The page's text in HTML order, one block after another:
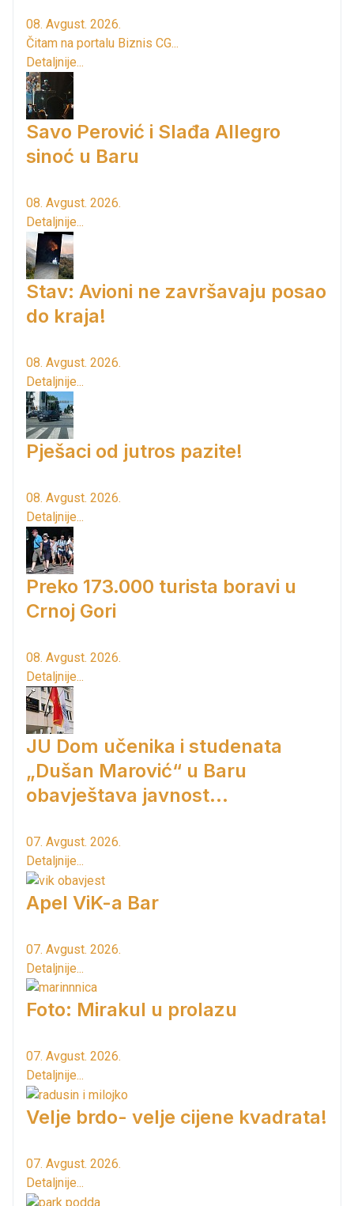
08. Avgust. 2026.
Čitam na portalu Biznis CG...
Detaljnije...
Savo Perović i Slađa Allegro
sinoć u Baru
08. Avgust. 2026.
Detaljnije...
Stav: Avioni ne završavaju posao
do kraja!
08. Avgust. 2026.
Detaljnije...
Pješaci od jutros pazite!
08. Avgust. 2026.
Detaljnije...
Preko 173.000 turista boravi u
Crnoj Gori
08. Avgust. 2026.
Detaljnije...
JU Dom učenika i studenata
„Dušan Marović“ u Baru
obavještava javnost...
07. Avgust. 2026.
Detaljnije...
Apel ViK-a Bar
07. Avgust. 2026.
Detaljnije...
Foto: Mirakul u prolazu
07. Avgust. 2026.
Detaljnije...
Velje brdo- velje cijene kvadrata!
07. Avgust. 2026.
Detaljnije...